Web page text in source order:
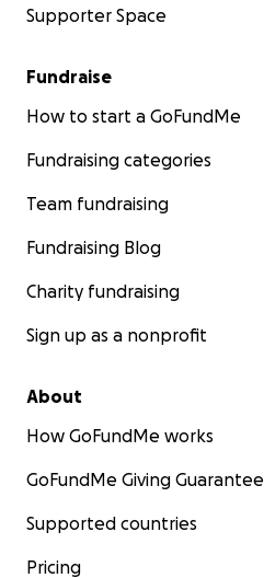
Supporter Space
Fundraise
How to start a GoFundMe
Fundraising categories
Team fundraising
Fundraising Blog
Charity fundraising
Sign up as a nonprofit
About
How GoFundMe works
GoFundMe Giving Guarantee
Supported countries
Pricing